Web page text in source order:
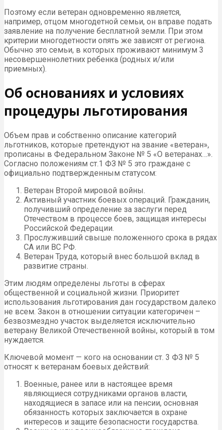
Поэтому если ветеран одновременно является,
например, отцом многодетной семьи, он вправе подать
заявление на получение бесплатной земли. При этом
критерии многодетности опять же зависят от региона.
Обычно это семьи, в которых проживают минимум 3
несовершеннолетних ребенка (родных и/или
приемных).
Об основаниях и условиях
процедуры льготирования
Объем прав и собственно описание категорий
льготников, которые претендуют на звание «ветеран»,
прописаны в Федеральном Законе № 5 «О ветеранах…».
Согласно положениям ст.1 ФЗ № 5 это граждане с
официально подтвержденным статусом:
Ветеран Второй мировой войны.
Активный участник боевых операций. Гражданин,
получивший определение за заслуги перед
Отечеством в процессе боев, защищая интересы
Российской Федерации.
Прослуживший свыше положенного срока в рядах
СА или ВС РФ.
Ветеран Труда, который внес большой вклад в
развитие страны.
Этим людям определены льготы в сферах
общественной и социальной жизни. Приоритет
использования льготирования дан государством далеко
не всем. Закон в отношении ситуации категоричен –
безвозмездно участок выделяется исключительно
ветерану Великой Отечественной войны, который в том
нуждается.
Ключевой момент — кого на основании ст. 3 ФЗ № 5
относят к ветеранам боевых действий:
Военные, ранее или в настоящее время
являющиеся сотрудниками органов власти,
находящиеся в запасе или на пенсии, основная
обязанность которых заключается в охране
интересов и защите безопасности государства.